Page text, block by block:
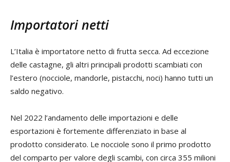
Importatori netti
L’Italia è importatore netto di frutta secca. Ad eccezione
delle castagne, gli altri principali prodotti scambiati con
l’estero (nocciole, mandorle, pistacchi, noci) hanno tutti un
saldo negativo.
Nel 2022 l’andamento delle importazioni e delle
esportazioni è fortemente differenziato in base al
prodotto considerato. Le nocciole sono il primo prodotto
del comparto per valore degli scambi, con circa 355 milioni